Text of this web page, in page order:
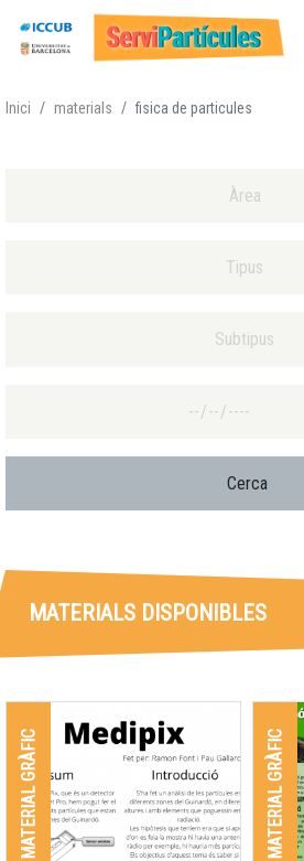
Inici materials fisica de particules
MATERIALS DISPONIBLES
MATERIAL GRÀFIC MATERIAL GRÀFIC